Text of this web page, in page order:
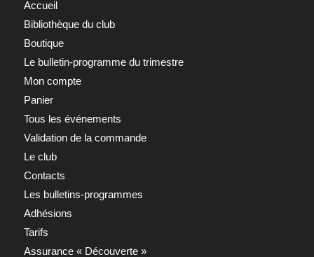
Accueil
Bibliothèque du club
Boutique
Le bulletin-programme du trimestre
Mon compte
Panier
Tous les événements
Validation de la commande
Le club
Contacts
Les bulletins-programmes
Adhésions
Tarifs
Assurance « Découverte »